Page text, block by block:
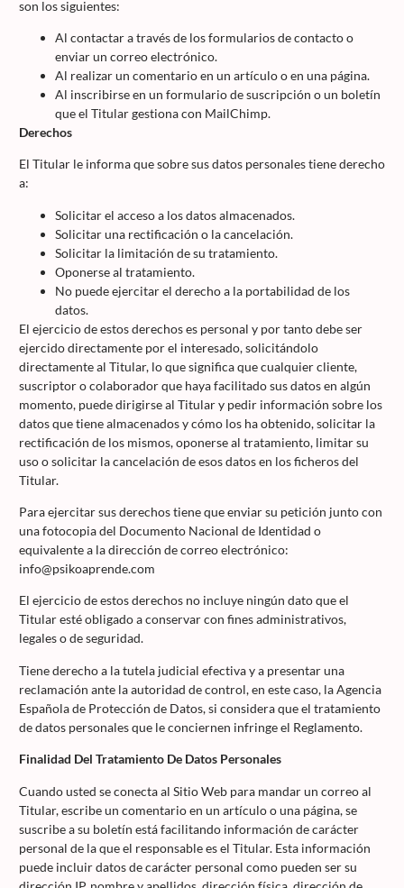
son los siguientes:
Al contactar a través de los formularios de contacto o
enviar un correo electrónico.
Al realizar un comentario en un artículo o en una página.
Al inscribirse en un formulario de suscripción o un boletín
que el Titular gestiona con MailChimp.
Derechos
El Titular le informa que sobre sus datos personales tiene derecho
a:
Solicitar el acceso a los datos almacenados.
Solicitar una rectificación o la cancelación.
Solicitar la limitación de su tratamiento.
Oponerse al tratamiento.
No puede ejercitar el derecho a la portabilidad de los
datos.
El ejercicio de estos derechos es personal y por tanto debe ser
ejercido directamente por el interesado, solicitándolo
directamente al Titular, lo que significa que cualquier cliente,
suscriptor o colaborador que haya facilitado sus datos en algún
momento, puede dirigirse al Titular y pedir información sobre los
datos que tiene almacenados y cómo los ha obtenido, solicitar la
rectificación de los mismos, oponerse al tratamiento, limitar su
uso o solicitar la cancelación de esos datos en los ficheros del
Titular.
Para ejercitar sus derechos tiene que enviar su petición junto con
una fotocopia del Documento Nacional de Identidad o
equivalente a la dirección de correo electrónico:
info@psikoaprende.com
El ejercicio de estos derechos no incluye ningún dato que el
Titular esté obligado a conservar con fines administrativos,
legales o de seguridad.
Tiene derecho a la tutela judicial efectiva y a presentar una
reclamación ante la autoridad de control, en este caso, la Agencia
Española de Protección de Datos, si considera que el tratamiento
de datos personales que le conciernen infringe el Reglamento.
Finalidad Del Tratamiento De Datos Personales
Cuando usted se conecta al Sitio Web para mandar un correo al
Titular, escribe un comentario en un artículo o una página, se
suscribe a su boletín está facilitando información de carácter
personal de la que el responsable es el Titular. Esta información
puede incluir datos de carácter personal como pueden ser su